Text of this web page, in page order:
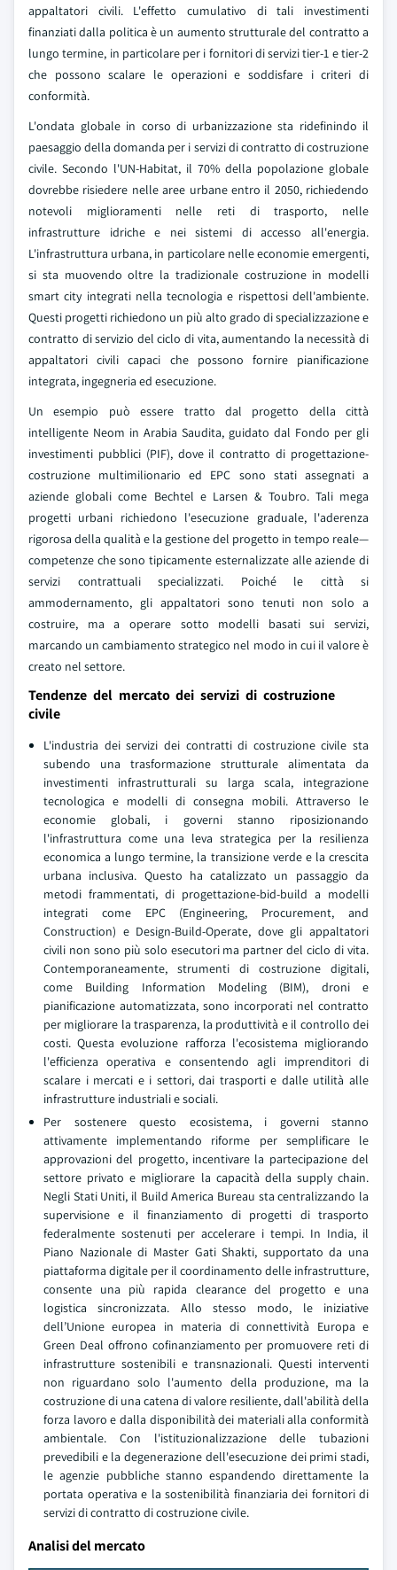
appaltatori civili. L'effetto cumulativo di tali investimenti
finanziati dalla politica è un aumento strutturale del contratto a
lungo termine, in particolare per i fornitori di servizi tier-1 e tier-2
che possono scalare le operazioni e soddisfare i criteri di
conformità.
L'ondata globale in corso di urbanizzazione sta ridefinindo il
paesaggio della domanda per i servizi di contratto di costruzione
civile. Secondo l'UN-Habitat, il 70% della popolazione globale
dovrebbe risiedere nelle aree urbane entro il 2050, richiedendo
notevoli miglioramenti nelle reti di trasporto, nelle
infrastrutture idriche e nei sistemi di accesso all'energia.
L'infrastruttura urbana, in particolare nelle economie emergenti,
si sta muovendo oltre la tradizionale costruzione in modelli
smart city integrati nella tecnologia e rispettosi dell'ambiente.
Questi progetti richiedono un più alto grado di specializzazione e
contratto di servizio del ciclo di vita, aumentando la necessità di
appaltatori civili capaci che possono fornire pianificazione
integrata, ingegneria ed esecuzione.
Un esempio può essere tratto dal progetto della città
intelligente Neom in Arabia Saudita, guidato dal Fondo per gli
investimenti pubblici (PIF), dove il contratto di progettazione-
costruzione multimilionario ed EPC sono stati assegnati a
aziende globali come Bechtel e Larsen & Toubro. Tali mega
progetti urbani richiedono l'esecuzione graduale, l'aderenza
rigorosa della qualità e la gestione del progetto in tempo reale—
competenze che sono tipicamente esternalizzate alle aziende di
servizi contrattuali specializzati. Poiché le città si
ammodernamento, gli appaltatori sono tenuti non solo a
costruire, ma a operare sotto modelli basati sui servizi,
marcando un cambiamento strategico nel modo in cui il valore è
creato nel settore.
Tendenze del mercato dei servizi di costruzione
civile
L'industria dei servizi dei contratti di costruzione civile sta
subendo una trasformazione strutturale alimentata da
investimenti infrastrutturali su larga scala, integrazione
tecnologica e modelli di consegna mobili. Attraverso le
economie globali, i governi stanno riposizionando
l'infrastruttura come una leva strategica per la resilienza
economica a lungo termine, la transizione verde e la crescita
urbana inclusiva. Questo ha catalizzato un passaggio da
metodi frammentati, di progettazione-bid-build a modelli
integrati come EPC (Engineering, Procurement, and
Construction) e Design-Build-Operate, dove gli appaltatori
civili non sono più solo esecutori ma partner del ciclo di vita.
Contemporaneamente, strumenti di costruzione digitali,
come Building Information Modeling (BIM), droni e
pianificazione automatizzata, sono incorporati nel contratto
per migliorare la trasparenza, la produttività e il controllo dei
costi. Questa evoluzione rafforza l'ecosistema migliorando
l'efficienza operativa e consentendo agli imprenditori di
scalare i mercati e i settori, dai trasporti e dalle utilità alle
infrastrutture industriali e sociali.
Per sostenere questo ecosistema, i governi stanno
attivamente implementando riforme per semplificare le
approvazioni del progetto, incentivare la partecipazione del
settore privato e migliorare la capacità della supply chain.
Negli Stati Uniti, il Build America Bureau sta centralizzando la
supervisione e il finanziamento di progetti di trasporto
federalmente sostenuti per accelerare i tempi. In India, il
Piano Nazionale di Master Gati Shakti, supportato da una
piattaforma digitale per il coordinamento delle infrastrutture,
consente una più rapida clearance del progetto e una
logistica sincronizzata. Allo stesso modo, le iniziative
dell’Unione europea in materia di connettività Europa e
Green Deal offrono cofinanziamento per promuovere reti di
infrastrutture sostenibili e transnazionali. Questi interventi
non riguardano solo l'aumento della produzione, ma la
costruzione di una catena di valore resiliente, dall'abilità della
forza lavoro e dalla disponibilità dei materiali alla conformità
ambientale. Con l'istituzionalizzazione delle tubazioni
prevedibili e la degenerazione dell'esecuzione dei primi stadi,
le agenzie pubbliche stanno espandendo direttamente la
portata operativa e la sostenibilità finanziaria dei fornitori di
servizi di contratto di costruzione civile.
Analisi del mercato